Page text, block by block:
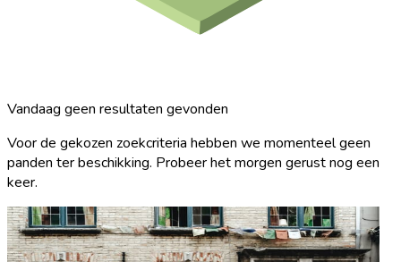
Vandaag geen resultaten gevonden
Voor de gekozen zoekcriteria hebben we momenteel geen
panden ter beschikking. Probeer het morgen gerust nog een
keer.